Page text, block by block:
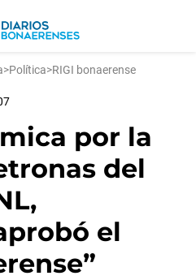
>Política>RIGI bonaerense
por la
del
el